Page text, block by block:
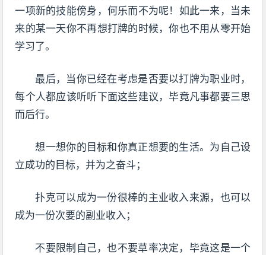
一项新的技能傍身，何乐而不为呢！如此一来，当未
来的某一天你不再想打牌的时候，你也不用从零开始
学习了。
最后，当你已经在考虑是否要以打牌为职业时，
每个人都应该听听下面这些建议，毕竟凡事都要三思
而后行。
想一想你的目标和你真正想要的生活。为自己设
立成功的目标，并为之奋斗；
扑克可以成为一份很棒的主业收入来源，也可以
成为一份次要的副业收入；
不要限制自己，也不要草率决定，毕竟这是一个